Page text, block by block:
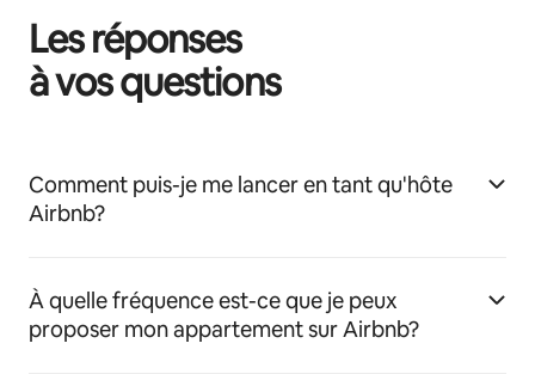
Les réponses
à vos questions
Comment puis-je me lancer en tant qu'hôte
Airbnb?
À quelle fréquence est-ce que je peux
proposer mon appartement sur Airbnb?